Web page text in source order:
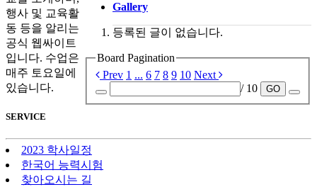
Gallery
등록된 글이 없습니다.
Board Pagination
Prev 1 ... 6 7 8 9 10 Next
/ 10
GO
행사 및 교육활
동 등을 알리는
공식 웹싸이트
입니다. 수업은
매주 토요일에
있습니다.
SERVICE
2023 학사일정
한국어 능력시험
찾아오시는 길